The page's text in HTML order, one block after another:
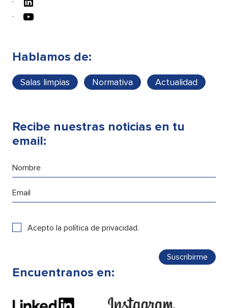
Hablamos de:
Salas limpias Normativa Actualidad
Recibe nuestras noticias en tu
email:
Acepto la política de privacidad.
Encuentranos en: